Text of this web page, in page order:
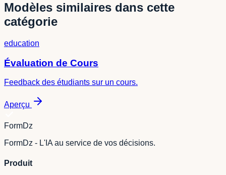
Modèles similaires dans cette
catégorie
education
Évaluation de Cours
Feedback des étudiants sur un cours.
Aperçu
FormDz
FormDz - L'IA au service de vos décisions.
Produit